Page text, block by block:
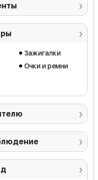
Зажигалки
Очки и ремни